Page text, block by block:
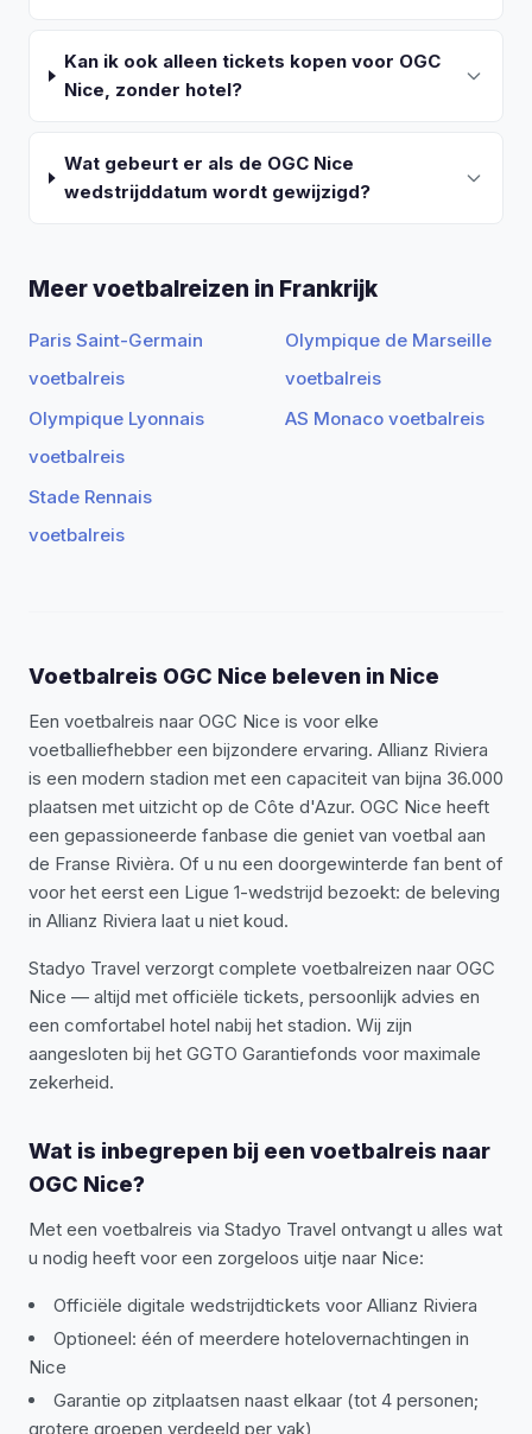
Kan ik ook alleen tickets kopen voor OGC
Nice, zonder hotel?
Wat gebeurt er als de OGC Nice
wedstrijddatum wordt gewijzigd?
Meer voetbalreizen in Frankrijk
Paris Saint-Germain
voetbalreis
Olympique de Marseille
voetbalreis
Olympique Lyonnais
voetbalreis
AS Monaco voetbalreis
Stade Rennais
voetbalreis
Voetbalreis OGC Nice beleven in Nice
Een voetbalreis naar OGC Nice is voor elke
voetballiefhebber een bijzondere ervaring. Allianz Riviera
is een modern stadion met een capaciteit van bijna 36.000
plaatsen met uitzicht op de Côte d'Azur. OGC Nice heeft
een gepassioneerde fanbase die geniet van voetbal aan
de Franse Rivièra. Of u nu een doorgewinterde fan bent of
voor het eerst een Ligue 1-wedstrijd bezoekt: de beleving
in Allianz Riviera laat u niet koud.
Stadyo Travel verzorgt complete voetbalreizen naar OGC
Nice — altijd met officiële tickets, persoonlijk advies en
een comfortabel hotel nabij het stadion. Wij zijn
aangesloten bij het GGTO Garantiefonds voor maximale
zekerheid.
Wat is inbegrepen bij een voetbalreis naar
OGC Nice?
Met een voetbalreis via Stadyo Travel ontvangt u alles wat
u nodig heeft voor een zorgeloos uitje naar Nice:
Officiële digitale wedstrijdtickets voor Allianz Riviera
Optioneel: één of meerdere hotelovernachtingen in
Nice
Garantie op zitplaatsen naast elkaar (tot 4 personen;
grotere groepen verdeeld per vak)